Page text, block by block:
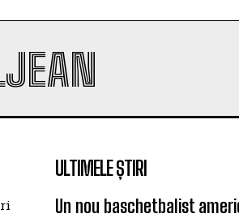
ULTIMELE ȘTIRI
Un nou baschetbalist